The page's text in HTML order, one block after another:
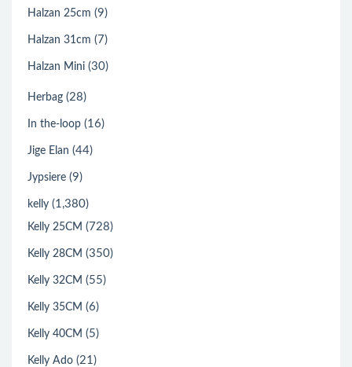
Halzan 25cm (9)
Halzan 31cm (7)
Halzan Mini (30)
Herbag (28)
In the-loop (16)
Jige Elan (44)
Jypsiere (9)
kelly (1,380)
Kelly 25CM (728)
Kelly 28CM (350)
Kelly 32CM (55)
Kelly 35CM (6)
Kelly 40CM (5)
Kelly Ado (21)